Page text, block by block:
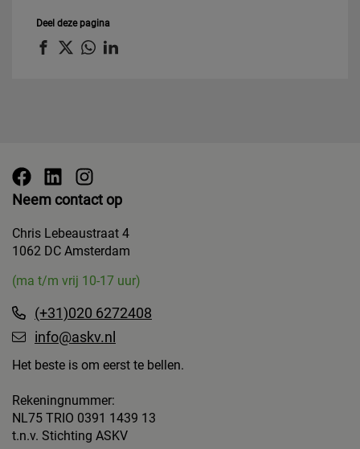
Deel deze pagina
Neem contact op
Chris Lebeaustraat 4
1062 DC Amsterdam
(ma t/m vrij 10-17 uur)
(+31)020 6272408
info@askv.nl
Het beste is om eerst te bellen.
Rekeningnummer:
NL75 TRIO 0391 1439 13
t.n.v. Stichting ASKV